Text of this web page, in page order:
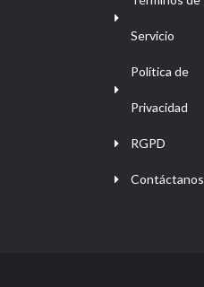
Servicio
Política de
Privacidad
RGPD
Contáctanos